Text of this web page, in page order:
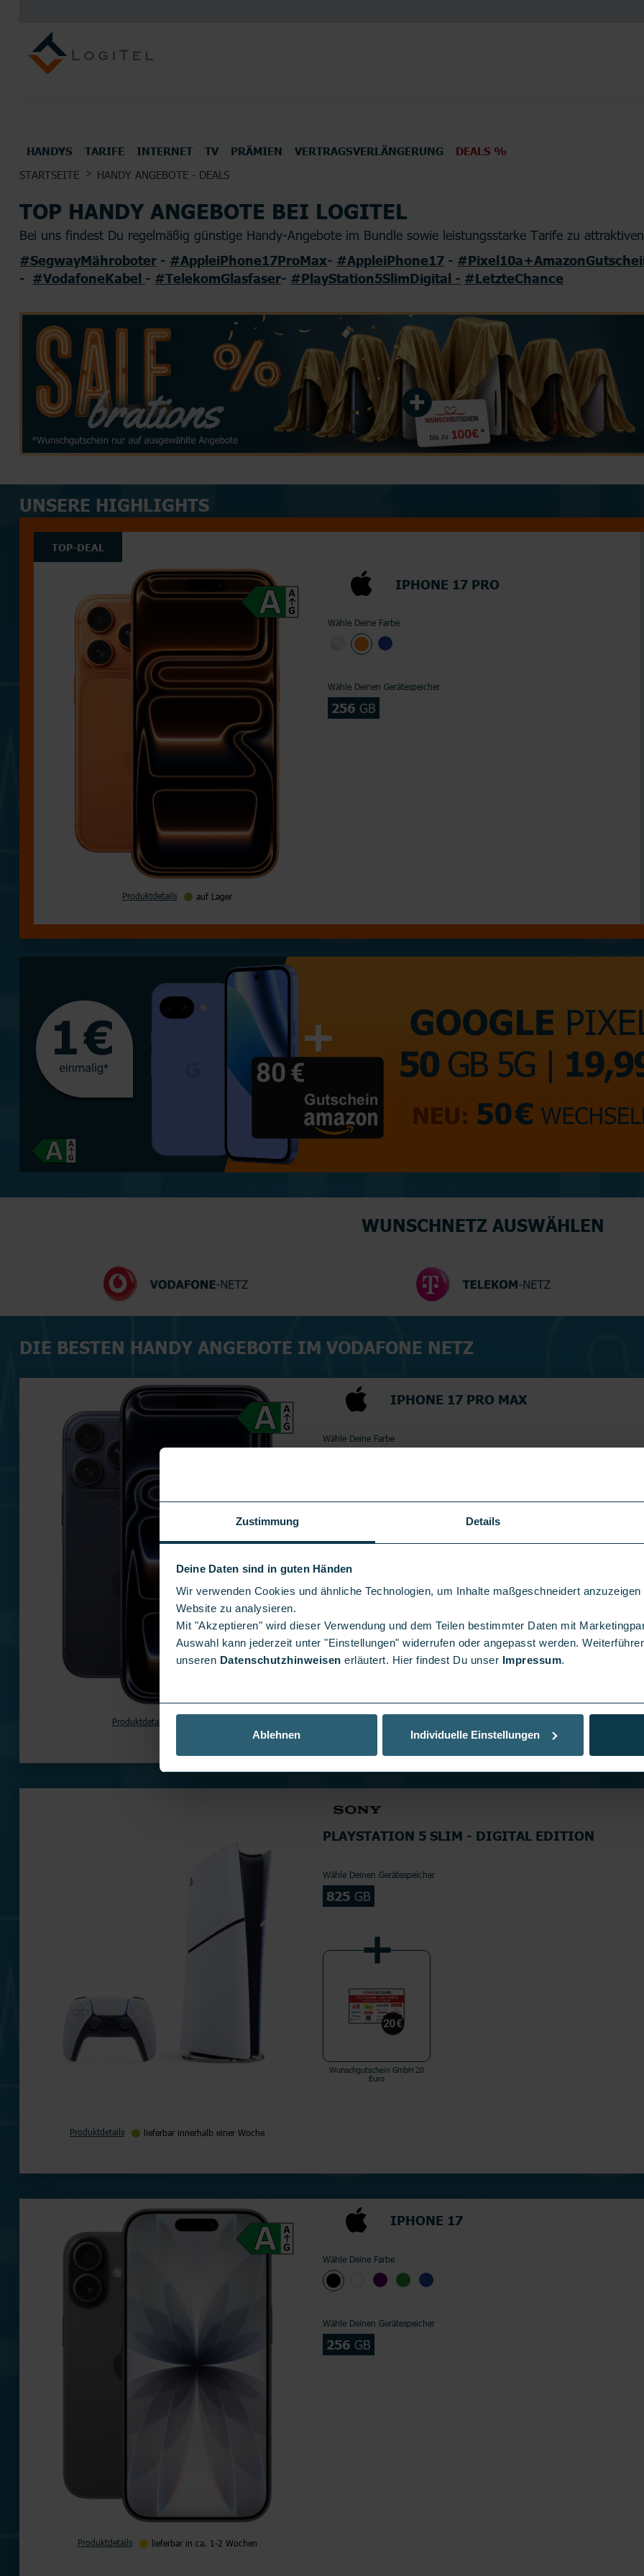
Zustimmung Details
Deine Daten sind in guten Händen
Wir verwenden Cookies und ähnliche Technologien, um Inhalte maßgeschneidert
Website zu analysieren.
Mit "Akzeptieren" wird dieser Verwendung und dem Teilen bestimmter Daten mit
Auswahl kann jederzeit unter "Einstellungen" widerrufen oder angepasst werden.
unseren Datenschutzhinweisen erläutert. Hier findest Du unser Impressum.
Ablehnen Individuelle Einstellungen
HANDYS
ALLE HANDYS UND SMARTPHONES
ALLE HERSTELLER
TARIFE
TOP MOBILFUNK ANBIETER
TOP HANDYTARIFE
SIM Only Handyvertrag Junge Leute Kombitarife
TOP AKTIONEN
INTERNET
INTERNETANBIETER
INTERNETTARIFE
DSL Glasfaser LTE
TOP AKTIONEN
TV
UNSERE BESTEN TV TARIFE
PRÄMIEN
PRÄMIEN
Kopfhörer
Konsolen
VERTRAGSVERLÄNGERUNG DEALS %
UNSERE TOP DEALS FÜR DICH
STARTSEITE HANDY ANGEBOTE - DEALS
TOP HANDY ANGEBOTE BEI LOGITEL
Bei uns findest Du regelmäßig günstige Handy-Angebote im Bundle sowie leistungsstarke Tarife zu
#SegwayMähroboter - #AppleiPhone17ProMax- #AppleiPhone17 -
- #VodafoneKabel - #TelekomGlasfaser- #PlayStation5SlimDigital - #LetzteChance
UNSERE HIGHLIGHTS
TOP-DEAL
Produktdetails auf Lager
IPHONE 17 PRO
Wähle Deine Farbe
Wähle Deinen Gerätespeicher
256 GB
WUNSCHNETZ AUSWÄHLEN
DIE BESTEN HANDY ANGEBOTE IM VODAFONE NETZ
Produktdetails
IPHONE 17 PRO MAX
Wähle Deine Farbe
Wähle Deinen Gerätespeicher
Produktdetails lieferbar innerhalb einer Woche
PLAYSTATION 5 SLIM - DIGITAL EDITION
Wähle Deinen Gerätespeicher
825 GB
Wunschgutschein GmbH 20
Euro
Produktdetails lieferbar in ca. 1-2 Wochen
IPHONE 17
Wähle Deine Farbe
Wähle Deinen Gerätespeicher
256 GB